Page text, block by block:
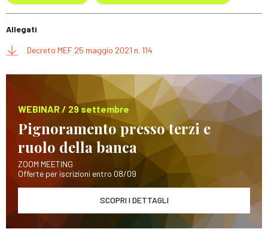
Allegati
Decreto MEF 25 maggio 2021 n. 114
WEBINAR / 29 settembre
Pignoramento presso terzi e
ruolo della banca
ZOOM MEETING
Offerte per iscrizioni entro 08/09
SCOPRI I DETTAGLI